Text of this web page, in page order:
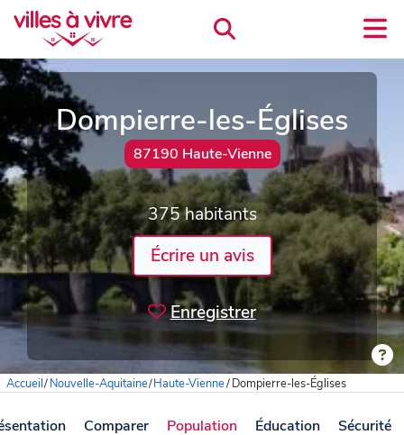
Dompierre-les-Églises
87190 Haute-Vienne
375 habitants
Écrire un avis
Enregistrer
Accueil/Nouvelle-Aquitaine/Haute-Vienne/Dompierre-les-Églises
Comparer Population Éducation Sécurité